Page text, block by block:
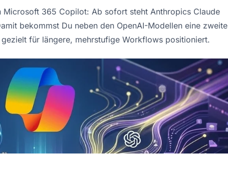
365 Copilot: Ab sofort steht Anthropics Claude
bekommst Du neben den OpenAI-Modellen eine zweite
für längere, mehrstufige Workflows positioniert.